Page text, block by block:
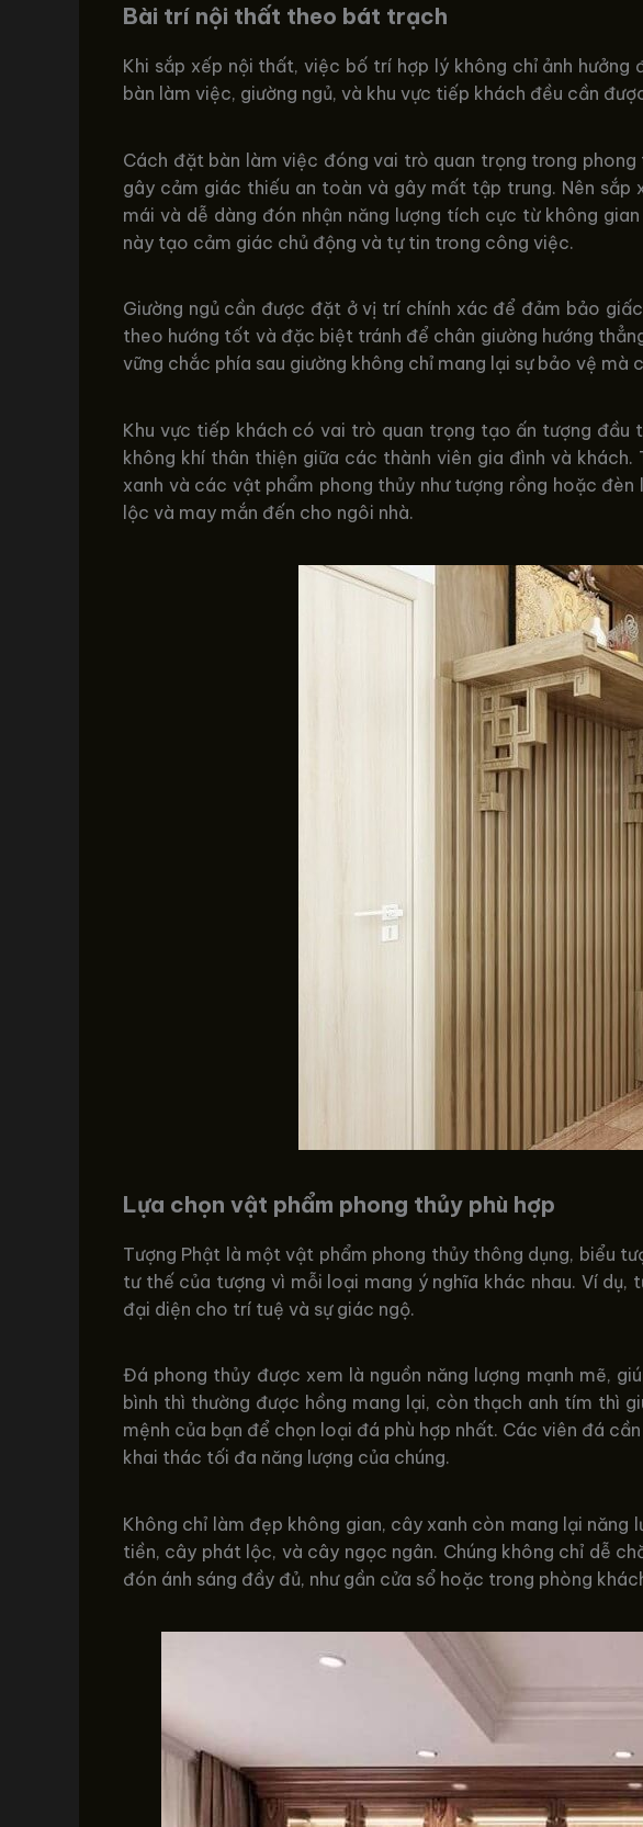
Bài trí nội thất theo bát trạch
Khi sắp xếp nội thất, việc bố trí hợp lý không chỉ ảnh
bàn làm việc, giường ngủ, và khu vực tiếp khách đều cần
Cách đặt bàn làm việc đóng vai trò quan trọng trong
gây cảm giác thiếu an toàn và gây mất tập trung. Nên
mái và dễ dàng đón nhận năng lượng tích cực từ không
này tạo cảm giác chủ động và tự tin trong công việc.
Giường ngủ cần được đặt ở vị trí chính xác để đảm bảo
theo hướng tốt và đặc biệt tránh để chân giường hướng
vững chắc phía sau giường không chỉ mang lại sự bảo vệ
Khu vực tiếp khách có vai trò quan trọng tạo ấn tượng đầu
không khí thân thiện giữa các thành viên gia đình và
xanh và các vật phẩm phong thủy như tượng rồng hoặc
lộc và may mắn đến cho ngôi nhà.
Lựa chọn vật phẩm phong thủy phù hợp
Tượng Phật là một vật phẩm phong thủy thông dụng, biểu
tư thế của tượng vì mỗi loại mang ý nghĩa khác nhau. Ví
đại diện cho trí tuệ và sự giác ngộ.
Đá phong thủy được xem là nguồn năng lượng mạnh mẽ,
bình thì thường được hồng mang lại, còn thạch anh tím thì
mệnh của bạn để chọn loại đá phù hợp nhất. Các viên đá
khai thác tối đa năng lượng của chúng.
Không chỉ làm đẹp không gian, cây xanh còn mang lại
tiền, cây phát lộc, và cây ngọc ngân. Chúng không chỉ dễ
đón ánh sáng đầy đủ, như gần cửa sổ hoặc trong phòng